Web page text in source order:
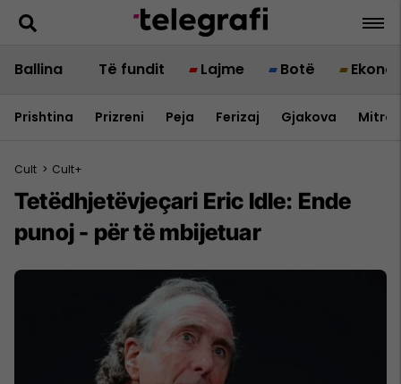
Ballina Të fundit Lajme Botë
Prishtina Prizreni Peja Ferizaj Gjakova
Cult > Cult+
Tetëdhjetëvjeçari Eric Idle: Ende
punoj - për të mbijetuar